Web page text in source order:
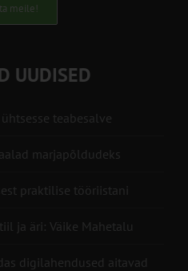
meile!
UUDISED
teabesalve
marjapõldudeks
praktilise tööriistani
ja äri: Väike Mahetalu
digilahendused aitavad